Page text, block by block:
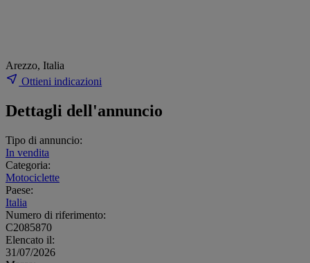
Arezzo, Italia
Ottieni indicazioni
Dettagli dell'annuncio
Tipo di annuncio:
In vendita
Categoria:
Motociclette
Paese:
Italia
Numero di riferimento:
C2085870
Elencato il:
31/07/2026